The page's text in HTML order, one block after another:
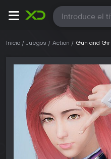
Todas
Inicio Juegos Action Gun and Girl